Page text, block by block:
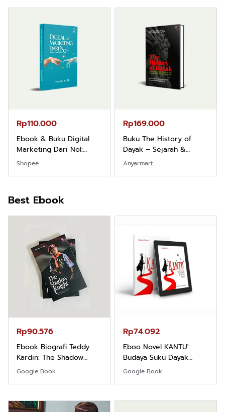
Rp110.000
Ebook & Buku Digital
Marketing Dari Nol:
Fondasi & Mindset untuk
Pemula
Shopee
Rp169.000
Buku The History of
Dayak – Sejarah &
Identitas Borneo Asli
Anyarmart
Best Ebook
Rp90.576
Ebook Biografi Teddy
Kardin: The Shadow
Khight |
Google Book
Rp74.092
Eboo Novel KANTU':
Budaya Suku Dayak
Borneo
Google Book